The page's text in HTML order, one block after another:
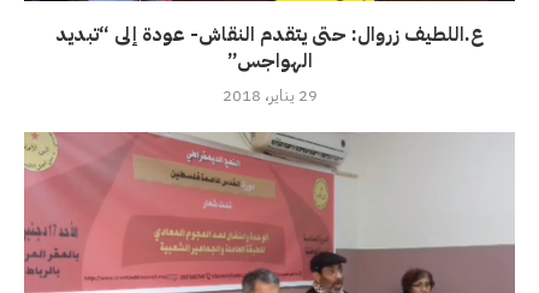
ع.اللطيف زروال: حتى يتقدم النقاش- عودة إلى “تبديد
الهواجس”
29 يناير، 2018